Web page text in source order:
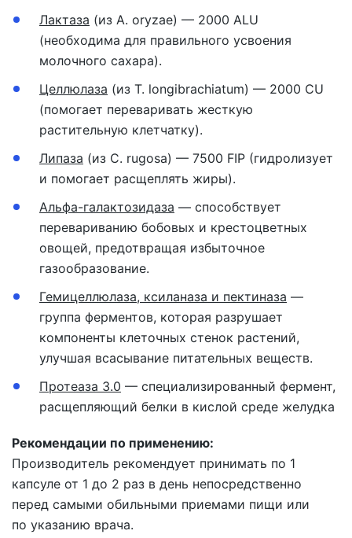
Лактаза (из A. oryzae) — 2000 ALU
(необходима для правильного усвоения
молочного сахара).
Целлюлаза (из T. longibrachiatum) — 2000 CU
(помогает переваривать жесткую
растительную клетчатку).
Липаза (из C. rugosa) — 7500 FIP (гидролизует
и помогает расщеплять жиры).
Альфа-галактозидаза — способствует
перевариванию бобовых и крестоцветных
овощей, предотвращая избыточное
газообразование.
Гемицеллюлаза, ксиланаза и пектиназа —
группа ферментов, которая разрушает
компоненты клеточных стенок растений,
улучшая всасывание питательных веществ.
Протеаза 3.0 — специализированный фермент,
расщепляющий белки в кислой среде желудка
Рекомендации по применению:
Производитель рекомендует принимать по 1
капсуле от 1 до 2 раз в день непосредственно
перед самыми обильными приемами пищи или
по указанию врача.